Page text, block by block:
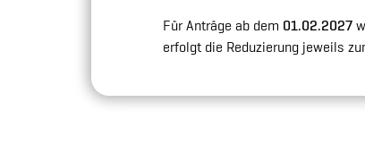
Für Anträge ab dem 01.02.2027
erfolgt die Reduzierung jeweils